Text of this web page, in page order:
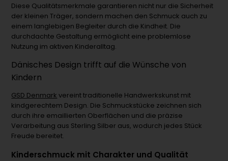
Diese Qualitätsmerkmale garantieren nicht nur die Sicherheit
der kleinen Träger, sondern machen den Schmuck auch zu
einem langlebigen Begleiter durch die Kindheit. Die
durchdachte Gestaltung ermöglicht eine problemlose
Nutzung im aktiven Kinderalltag.
Dänisches Design trifft auf die Wünsche von
Kindern
GSD Denmark vereint traditionelle Handwerkskunst mit
kindgerechtem Design. Die Schmuckstücke zeichnen sich
durch ihre emaillierten Oberflächen und die präzise
Verarbeitung aus Sterling Silber aus, wodurch jedes Stück
Freude bereitet.
Kinderschmuck mit Charakter und Qualität